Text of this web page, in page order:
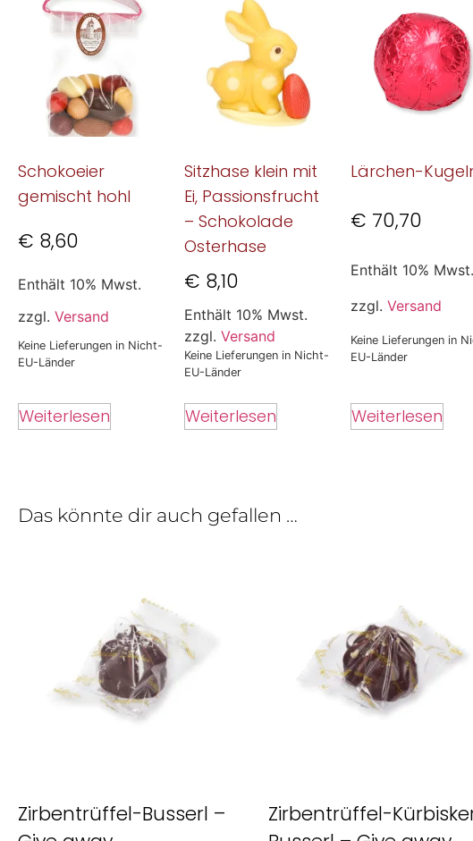
Schokoeier
gemischt hohl
€ 8,60
Enthält 10% Mwst.
zzgl. Versand
Keine Lieferungen in Nicht-
EU-Länder
Weiterlesen
Sitzhase klein mit
Ei, Passionsfrucht
– Schokolade
Osterhase
€ 8,10
Enthält 10% Mwst.
zzgl. Versand
Keine Lieferungen in Nicht-
EU-Länder
Weiterlesen
Lärchen-
€ 70,70
Enthält 10% Mwst.
zzgl. Versand
Keine Lieferungen in
EU-Länder
Weiterlesen
Das könnte dir auch gefallen …
Zirbentrüffel-Busserl –
Zirbentrüffel-